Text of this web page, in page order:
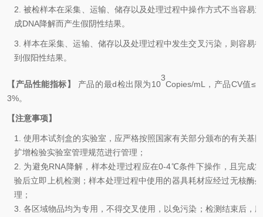
2.被检样本在采集、运输、储存以及处理过程中操作方式不当容易造
成DNA降解而产生假阴性结果。
3.样本在采集、运输、储存以及处理过程中发生交叉污染，则容易得
到假阳性结果。
【产品性能指标】 产品的最d检出限为10
3
Copies/mL ，产品CV值≤
3%。
【注意事项】
1.使用本试剂盒的实验室，应严格按照国家有关部分颁布的有关基因
扩增检验实验室管理规范进行管理 ；
2. 为避免RNA降解，样本处理过程应在0-4℃条件下操作，且完成实
验后立即上机检测；样本处理过程中使用的器具耗材应经过无核酶处
理 ；
3.各区域物品均为专用，不得交叉使用，以免污染 ； 检测结束后，应